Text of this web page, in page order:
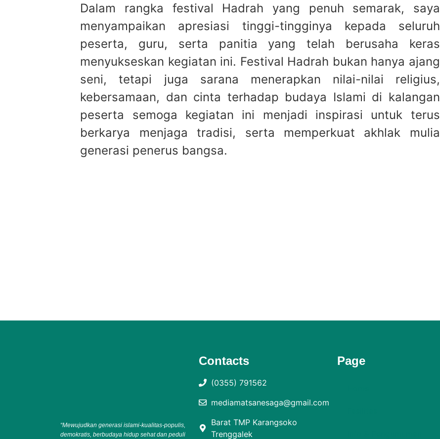
Dalam rangka festival Hadrah yang penuh semarak, saya
menyampaikan apresiasi tinggi-tingginya kepada seluruh
peserta, guru, serta panitia yang telah berusaha keras
menyukseskan kegiatan ini. Festival Hadrah bukan hanya ajang
seni, tetapi juga sarana menerapkan nilai-nilai religius,
kebersamaan, dan cinta terhadap budaya Islami di kalangan
peserta semoga kegiatan ini menjadi inspirasi untuk terus
berkarya menjaga tradisi, serta memperkuat akhlak mulia
generasi penerus bangsa.
“Mewujudkan generasi islami-kualitas-populis,
demokratis, berbudaya hidup sehat dan peduli
Contacts
(0355) 791562
mediamatsanesaga@gmail.com
Barat TMP Karangsoko
Trenggalek
Page